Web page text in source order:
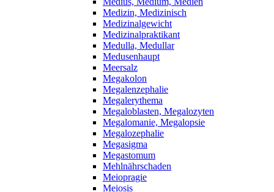
Medizin, Medizinisch
Medizinalgewicht
Medizinalpraktikant
Medulla, Medullar
Medusenhaupt
Meersalz
Megakolon
Megalenzephalie
Megalerythema
Megaloblasten, Megalozyten
Megalomanie, Megalopsie
Megalozephalie
Megasigma
Megastomum
Mehlnährschaden
Meiopragie
Meiosis